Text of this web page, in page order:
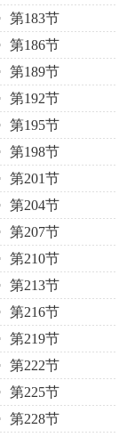
第183节
第186节
第189节
第192节
第195节
第198节
第201节
第204节
第207节
第210节
第213节
第216节
第219节
第222节
第225节
第228节